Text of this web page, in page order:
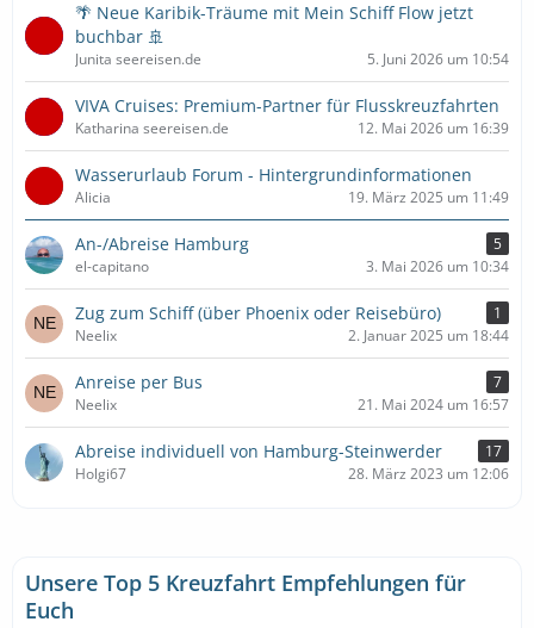
🌴 Neue Karibik-Träume mit Mein Schiff Flow jetzt
buchbar 🚢
Junita seereisen.de 5. Juni 2026 um 10:54
VIVA Cruises: Premium-Partner für Flusskreuzfahrten
Katharina seereisen.de 12. Mai 2026 um 16:39
Wasserurlaub Forum - Hintergrundinformationen
Alicia 19. März 2025 um 11:49
An-/Abreise Hamburg
5
el-capitano
3. Mai 2026 um 10:34
Zug zum Schiff (über Phoenix oder Reisebüro)
1
Neelix
2. Januar 2025 um 18:44
Anreise per Bus
7
Neelix
21. Mai 2024 um 16:57
Abreise individuell von Hamburg-Steinwerder
17
Holgi67
28. März 2023 um 12:06
Unsere Top 5 Kreuzfahrt Empfehlungen für
Euch